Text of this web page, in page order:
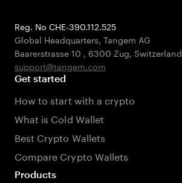
Reg. No CHE-390.112.525
Global Headquarters, Tangem AG
Baarerstrasse 10 , 6300 Zug, Switzerland
support@tangem.com
Get started
How to start with a crypto
What is Cold Wallet
Best Crypto Wallets
Compare Crypto Wallets
Products